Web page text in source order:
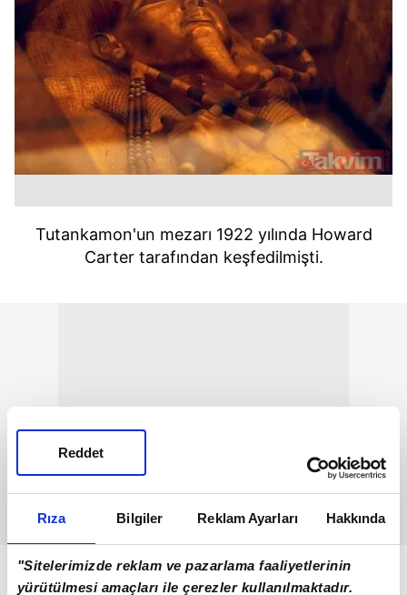
Rıza Bilgiler Reklam Ayarları Hakkında
"Sitelerimizde reklam ve pazarlama faaliyetlerinin
yürütülmesi amaçları ile çerezler kullanılmaktadır.
Reddet
Tutankamon'un mezarı 1922 yılında Howard
Carter tarafından keşfedilmişti.